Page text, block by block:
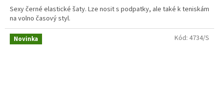
Sexy černé elastické šaty. Lze nosit s podpatky, ale také k teniskám
na volno časový styl.
Novinka Kód: 4734/S